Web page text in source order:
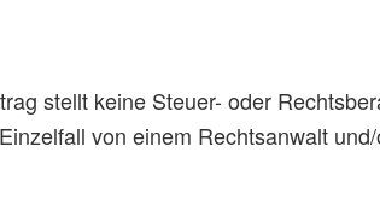
stellt keine Steuer- oder
von einem Rechtsanwalt